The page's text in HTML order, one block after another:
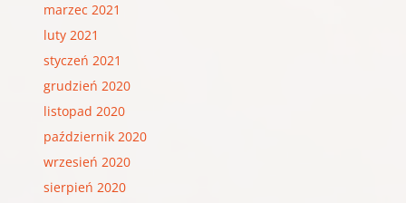
marzec 2021
luty 2021
styczeń 2021
grudzień 2020
listopad 2020
październik 2020
wrzesień 2020
sierpień 2020